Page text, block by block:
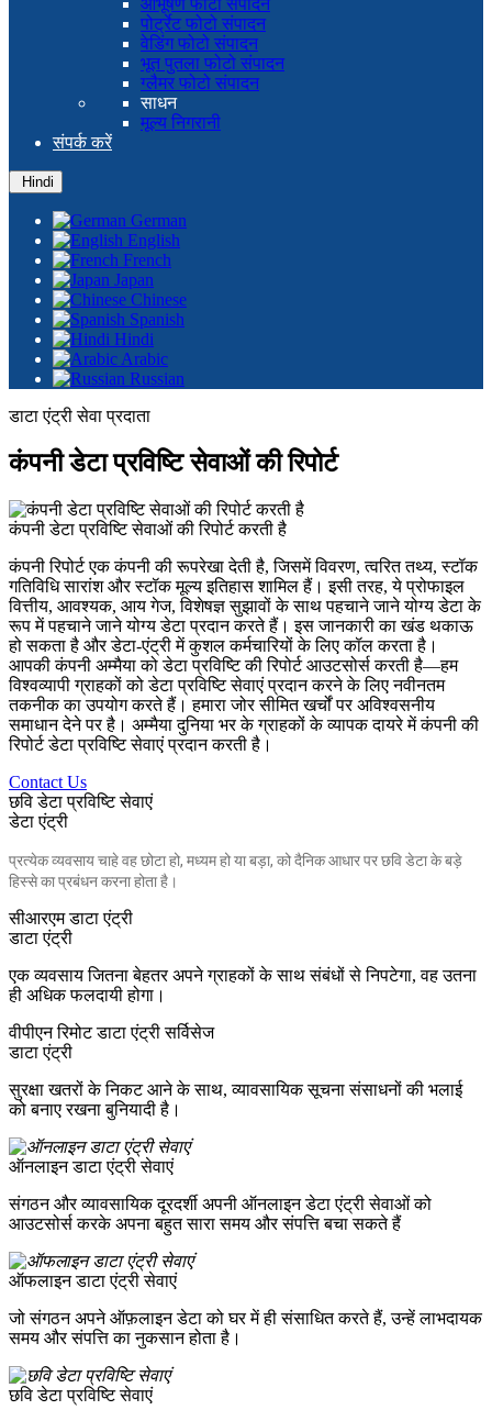
आभूषण फोटो संपादन
पोर्ट्रेट फोटो संपादन
वेडिंग फोटो संपादन
भूत पुतला फोटो संपादन
ग्लैमर फोटो संपादन
साधन
मूल्य निगरानी
संपर्क करें
Hindi
German
English
French
Japan
Chinese
Spanish
Hindi
Arabic
Russian
डाटा एंट्री सेवा प्रदाता
कंपनी डेटा प्रविष्टि सेवाओं की रिपोर्ट
कंपनी डेटा प्रविष्टि सेवाओं की रिपोर्ट करती है
कंपनी रिपोर्ट एक कंपनी की रूपरेखा देती है, जिसमें विवरण, त्वरित तथ्य, स्टॉक
गतिविधि सारांश और स्टॉक मूल्य इतिहास शामिल हैं। इसी तरह, ये प्रोफाइल
वित्तीय, आवश्यक, आय गेज, विशेषज्ञ सुझावों के साथ पहचाने जाने योग्य डेटा के
रूप में पहचाने जाने योग्य डेटा प्रदान करते हैं। इस जानकारी का खंड थकाऊ
हो सकता है और डेटा-एंट्री में कुशल कर्मचारियों के लिए कॉल करता है।
आपकी कंपनी अम्मैया को डेटा प्रविष्टि की रिपोर्ट आउटसोर्स करती है—हम
विश्वव्यापी ग्राहकों को डेटा प्रविष्टि सेवाएं प्रदान करने के लिए नवीनतम
तकनीक का उपयोग करते हैं। हमारा जोर सीमित खर्चों पर अविश्वसनीय
समाधान देने पर है। अम्मैया दुनिया भर के ग्राहकों के व्यापक दायरे में कंपनी की
रिपोर्ट डेटा प्रविष्टि सेवाएं प्रदान करती है।
Contact Us
छवि डेटा प्रविष्टि सेवाएं
डेटा एंट्री
प्रत्येक व्यवसाय चाहे वह छोटा हो, मध्यम हो या बड़ा, को दैनिक आधार पर छवि डेटा के बड़े
हिस्से का प्रबंधन करना होता है।
सीआरएम डाटा एंट्री
डाटा एंट्री
एक व्यवसाय जितना बेहतर अपने ग्राहकों के साथ संबंधों से निपटेगा, वह उतना
ही अधिक फलदायी होगा।
वीपीएन रिमोट डाटा एंट्री सर्विसेज
डाटा एंट्री
सुरक्षा खतरों के निकट आने के साथ, व्यावसायिक सूचना संसाधनों की भलाई
को बनाए रखना बुनियादी है।
ऑनलाइन डाटा एंट्री सेवाएं
संगठन और व्यावसायिक दूरदर्शी अपनी ऑनलाइन डेटा एंट्री सेवाओं को
आउटसोर्स करके अपना बहुत सारा समय और संपत्ति बचा सकते हैं
ऑफलाइन डाटा एंट्री सेवाएं
जो संगठन अपने ऑफ़लाइन डेटा को घर में ही संसाधित करते हैं, उन्हें लाभदायक
समय और संपत्ति का नुकसान होता है।
छवि डेटा प्रविष्टि सेवाएं